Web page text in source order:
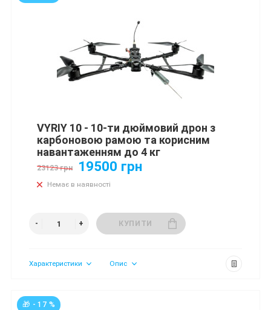
VYRIY 10 - 10-ти дюймовий дрон з
карбоновою рамою та корисним
навантаженням до 4 кг
23123 грн 19500 грн
Немає в наявності
КУПИТИ
Характеристики Опис
🎁 - 17 %